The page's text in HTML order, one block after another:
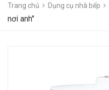
Trang chủ Dụng cụ nhà bếp
nơi anh"